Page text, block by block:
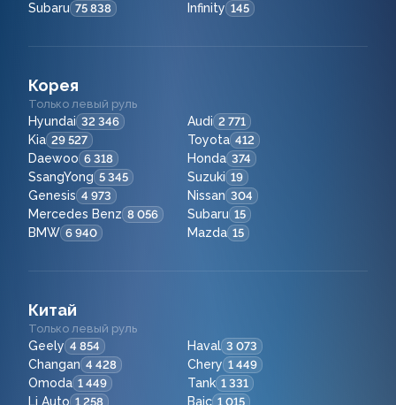
Subaru 75 838 Infinity 145
Корея
Только левый руль
Hyundai 32 346 Audi 2 771
Kia 29 527 Toyota 412
Daewoo 6 318 Honda 374
SsangYong 5 345 Suzuki 19
Genesis 4 973 Nissan 304
Mercedes Benz 8 056 Subaru 15
BMW 6 940 Mazda 15
Китай
Только левый руль
Geely 4 854 Haval 3 073
Changan 4 428 Chery 1 449
Omoda 1 449 Tank 1 331
Li Auto 1 258 Baic 1 015